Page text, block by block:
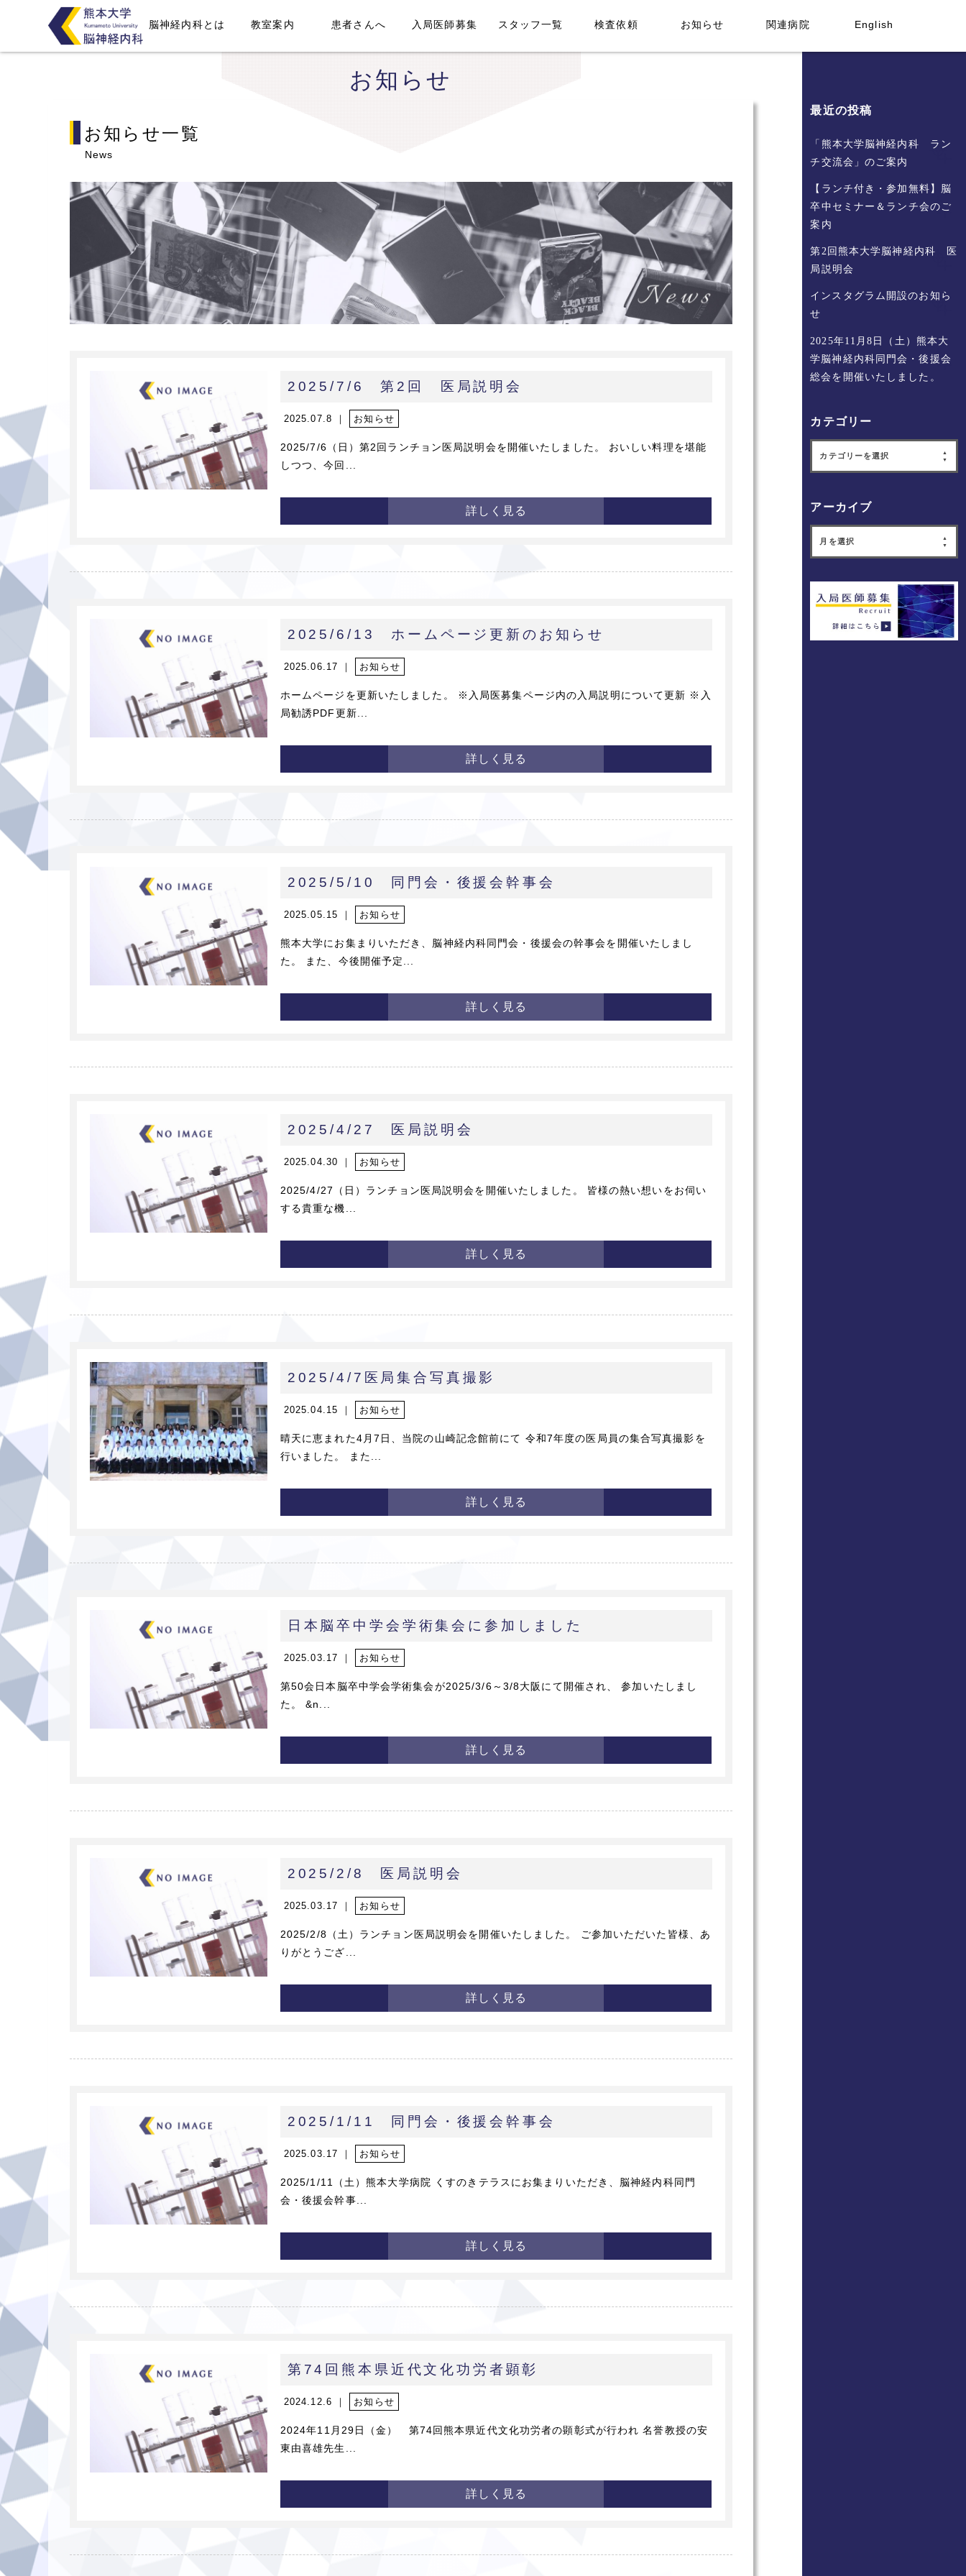
脳神経内科とは 教室案内 患者さんへ 入局医師募集 スタッフ一覧 検査依頼 お知らせ 関連病院 English
お知らせ
お知らせ一覧
News
2025/7/6 第2回 医局説明会
2025.07.8 ｜ お知らせ
2025/7/6（日）第2回ランチョン医局説明会を開催いたしました。 おいしい料理を堪能
しつつ、今回...
詳しく見る
2025/6/13 ホームページ更新のお知らせ
2025.06.17 ｜ お知らせ
ホームページを更新いたしました。 ※入局医募集ページ内の入局説明について更新 ※入
局勧誘PDF更新...
詳しく見る
2025/5/10 同門会・後援会幹事会
2025.05.15 ｜ お知らせ
熊本大学にお集まりいただき、脳神経内科同門会・後援会の幹事会を開催いたしまし
た。 また、今後開催予定...
詳しく見る
2025/4/27 医局説明会
2025.04.30 ｜ お知らせ
2025/4/27（日）ランチョン医局説明会を開催いたしました。 皆様の熱い想いをお伺い
する貴重な機...
詳しく見る
2025/4/7医局集合写真撮影
2025.04.15 ｜ お知らせ
晴天に恵まれた4月7日、当院の山崎記念館前にて 令和7年度の医局員の集合写真撮影を
行いました。 また...
詳しく見る
日本脳卒中学会学術集会に参加しました
2025.03.17 ｜ お知らせ
第50会日本脳卒中学会学術集会が2025/3/6～3/8大阪にて開催され、 参加いたしまし
た。 &n...
詳しく見る
2025/2/8 医局説明会
2025.03.17 ｜ お知らせ
2025/2/8（土）ランチョン医局説明会を開催いたしました。 ご参加いただいた皆様、あ
りがとうござ...
詳しく見る
2025/1/11 同門会・後援会幹事会
2025.03.17 ｜ お知らせ
2025/1/11（土）熊本大学病院 くすのきテラスにお集まりいただき、脳神経内科同門
会・後援会幹事...
詳しく見る
第74回熊本県近代文化功労者顕彰
2024.12.6 ｜ お知らせ
2024年11月29日（金） 第74回熊本県近代文化功労者の顕彰式が行われ 名誉教授の安
東由喜雄先生...
詳しく見る
最近の投稿
「熊本大学脳神経内科 ラン
チ交流会」のご案内
【ランチ付き・参加無料】脳
卒中セミナー＆ランチ会のご
案内
第2回熊本大学脳神経内科 医
局説明会
インスタグラム開設のお知ら
せ
2025年11月8日（土）熊本大
学脳神経内科同門会・後援会
総会を開催いたしました。
カテゴリー
カテゴリーを選択
アーカイブ
月を選択